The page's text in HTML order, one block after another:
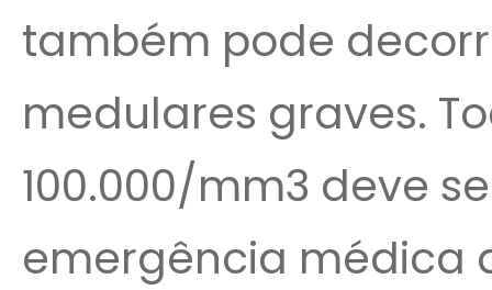
também pode
medulares graves.
100.000/mm3 deve
emergência médica